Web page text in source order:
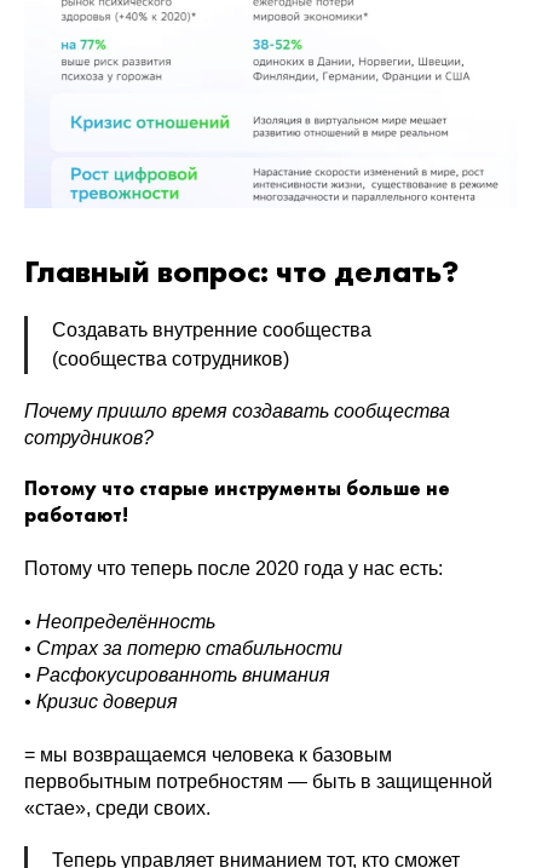
Главный вопрос: что делать?
Создавать внутренние сообщества
(сообщества сотрудников)
Почему пришло время создавать сообщества
сотрудников?
Потому что старые инструменты больше не
работают!
Потому что теперь после 2020 года у нас есть:
• Неопределённость
• Страх за потерю стабильности
• Расфокусированноть внимания
• Кризис доверия
= мы возвращаемся человека к базовым
первобытным потребностям — быть в защищенной
«стае», среди своих.
Теперь управляет вниманием тот, кто сможет